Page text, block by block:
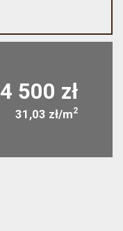
4 500 zł
31,03 zł/m2